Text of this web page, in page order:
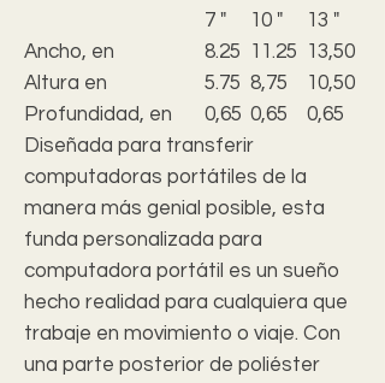
7 " 10 " 13 "
Ancho, en
8.25 11.25 13,50
Altura en
5.75 8,75 10,50
Profundidad, en
0,65 0,65 0,65
Diseñada para transferir
computadoras portátiles de la
manera más genial posible, esta
funda personalizada para
computadora portátil es un sueño
hecho realidad para cualquiera que
trabaje en movimiento o viaje. Con
una parte posterior de poliéster